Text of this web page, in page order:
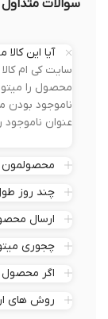
سوالات متداول
آیا این کالا
سایت کی ام کالا
محصول را
ناموجود بودن
عنوان ناموجود را
محصولمون بعد
چند روز طول
ارسال
چجوری میتونم
اگر محصول
روش های